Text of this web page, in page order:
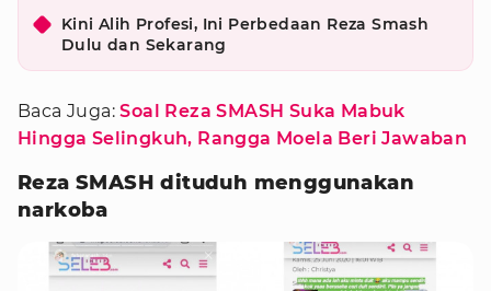
Kini Alih Profesi, Ini Perbedaan Reza Smash
Dulu dan Sekarang
Baca Juga:Soal Reza SMASH Suka Mabuk
Hingga Selingkuh, Rangga Moela Beri Jawaban
Reza SMASH dituduh menggunakan
narkoba